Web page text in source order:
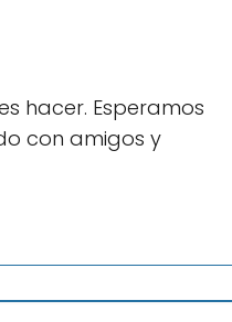
hacer. Esperamos
con amigos y